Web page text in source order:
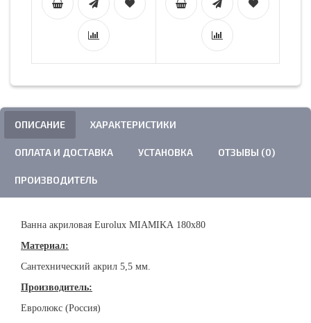
ОПИСАНИЕ ХАРАКТЕРИСТИКИ
ОПЛАТА И ДОСТАВКА УСТАНОВКА ОТЗЫВЫ (0)
ПРОИЗВОДИТЕЛЬ
Ванна акриловая Eurolux MIAMIKA 180х80
Материал:
Сантехнический акрил 5,5 мм.
Производитель:
Евролюкс (Россия)